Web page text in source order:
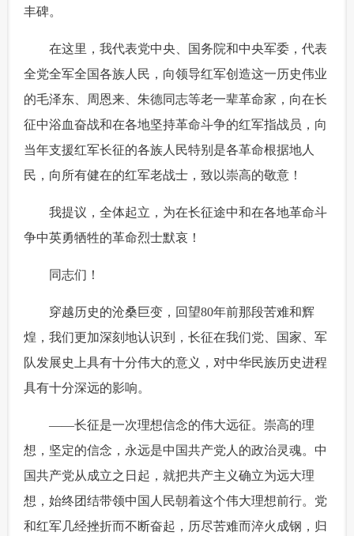
丰碑。
在这里，我代表党中央、国务院和中央军委，代表
全党全军全国各族人民，向领导红军创造这一历史伟业
的毛泽东、周恩来、朱德同志等老一辈革命家，向在长
征中浴血奋战和在各地坚持革命斗争的红军指战员，向
当年支援红军长征的各族人民特别是各革命根据地人
民，向所有健在的红军老战士，致以崇高的敬意！
我提议，全体起立，为在长征途中和在各地革命斗
争中英勇牺牲的革命烈士默哀！
同志们！
穿越历史的沧桑巨变，回望80年前那段苦难和辉
煌，我们更加深刻地认识到，长征在我们党、国家、军
队发展史上具有十分伟大的意义，对中华民族历史进程
具有十分深远的影响。
——长征是一次理想信念的伟大远征。崇高的理
想，坚定的信念，永远是中国共产党人的政治灵魂。中
国共产党从成立之日起，就把共产主义确立为远大理
想，始终团结带领中国人民朝着这个伟大理想前行。党
和红军几经挫折而不断奋起，历尽苦难而淬火成钢，归